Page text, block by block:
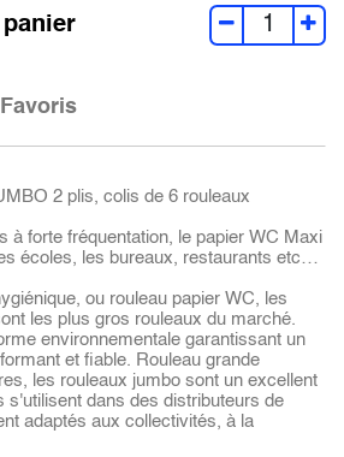
2 plis, colis de 6 rouleaux
à forte fréquentation, le papier WC Maxi
écoles, les bureaux, restaurants etc…
ou rouleau papier WC, les
les plus gros rouleaux du marché.
environnementale garantissant un
et fiable. Rouleau grande
les rouleaux jumbo sont un excellent
s'utilisent dans des distributeurs de
adaptés aux collectivités, à la